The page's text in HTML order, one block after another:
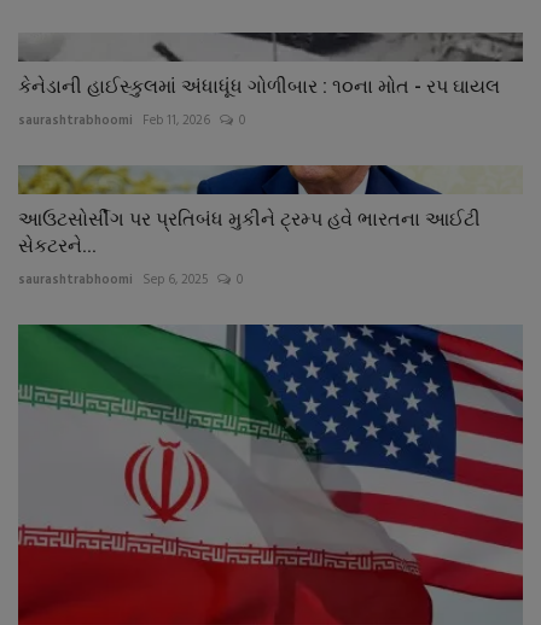
કેનેડાની હાઈસ્કુલમાં અંધાધૂંધ ગોળીબાર : ૧૦ના મોત - રપ ઘાયલ
saurashtrabhoomi Feb 11, 2026 0
આઉટસોર્સીંગ પર પ્રતિબંધ મુકીને ટ્રમ્પ હવે ભારતના આઈટી
સેકટરને...
saurashtrabhoomi Sep 6, 2025 0